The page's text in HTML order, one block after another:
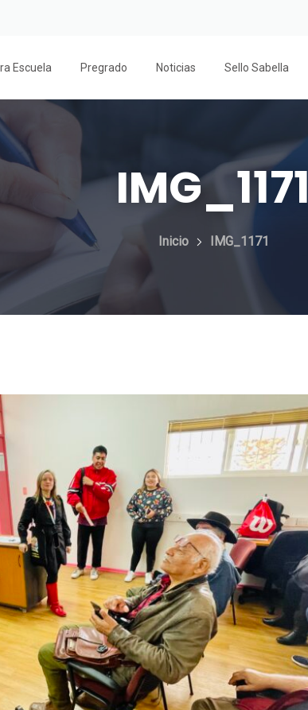
Escuela Pregrado Noticias Sello Sabella
IMG_1171
Inicio IMG_1171